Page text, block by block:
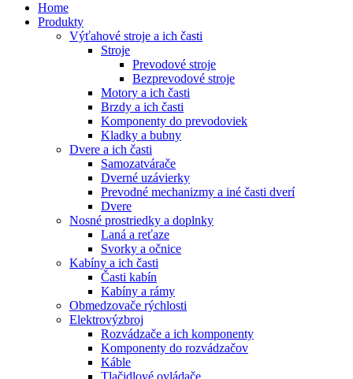
Home
Produkty
Výťahové stroje a ich časti
Stroje
Prevodové stroje
Bezprevodové stroje
Motory a ich časti
Brzdy a ich časti
Komponenty do prevodoviek
Kladky a bubny
Dvere a ich časti
Samozatvárače
Dverné uzávierky
Prevodné mechanizmy a iné časti dverí
Dvere
Nosné prostriedky a doplnky
Laná a reťaze
Svorky a očnice
Kabíny a ich časti
Časti kabín
Kabíny a rámy
Obmedzovače rýchlosti
Elektrovýzbroj
Rozvádzače a ich komponenty
Komponenty do rozvádzačov
Káble
Tlačidlové ovládače